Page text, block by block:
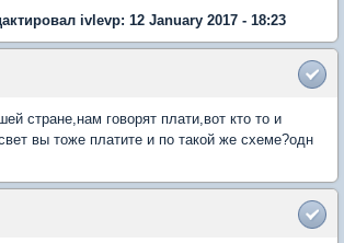
ivlevp: 12 January 2017 - 18:23
стране,нам говорят плати,вот кто то и
вы тоже платите и по такой же схеме?одн